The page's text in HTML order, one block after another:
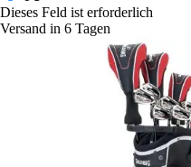
Dieses Feld ist erforderlich
Versand in 6 Tagen